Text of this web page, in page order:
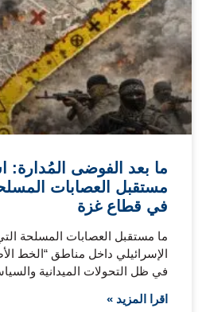
ما بعد الفوضى
مستقبل العصابات
في قطاع غزة
ما مستقبل العصابات المسلحة التي
الإسرائيلي داخل مناطق “الخط
في ظل التحولات الميدانية
اقرا المزيد »